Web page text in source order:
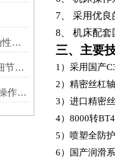
GB4228锯床：切割力与精确性的结合
使用数控车床前需要注意的细节有哪些呢？
XK7136数控铣床Z向对刀的操作方法
7、
采用优良
8、
机床配套
三、主要
1）采用国产
2）精密丝杠
3）进口精密
4）8000
5）喷塑全防
6）国产润滑